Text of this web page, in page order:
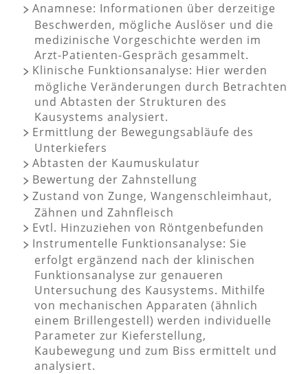
Anamnese: Informationen über derzeitige
Beschwerden, mögliche Auslöser und die
medizinische Vorgeschichte werden im
Arzt-Patienten-Gespräch gesammelt.
Klinische Funktionsanalyse: Hier werden
mögliche Veränderungen durch Betrachten
und Abtasten der Strukturen des
Kausystems analysiert.
Ermittlung der Bewegungsabläufe des
Unterkiefers
Abtasten der Kaumuskulatur
Bewertung der Zahnstellung
Zustand von Zunge, Wangenschleimhaut,
Zähnen und Zahnfleisch
Evtl. Hinzuziehen von Röntgenbefunden
Instrumentelle Funktionsanalyse: Sie
erfolgt ergänzend nach der klinischen
Funktionsanalyse zur genaueren
Untersuchung des Kausystems. Mithilfe
von mechanischen Apparaten (ähnlich
einem Brillengestell) werden individuelle
Parameter zur Kieferstellung,
Kaubewegung und zum Biss ermittelt und
analysiert.